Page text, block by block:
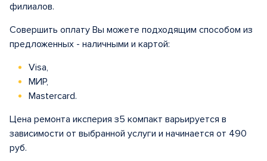
филиалов.
Совершить оплату Вы можете подходящим способом из
предложенных - наличными и картой:
Visa,
МИР,
Mastercard.
Цена ремонта иксперия з5 компакт варьируется в
зависимости от выбранной услуги и начинается от 490
руб.